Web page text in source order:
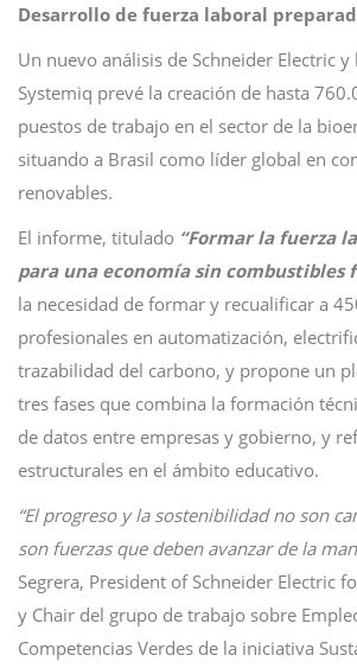
Desarrollo de fuerza laboral
Un nuevo análisis de Schneider Electric
Systemiq prevé la creación de hasta
puestos de trabajo en el sector de la
situando a Brasil como líder global en
renovables.
El informe, titulado “Formar la fuerza
para una economía sin combustibles
la necesidad de formar y recualificar a
profesionales en automatización,
trazabilidad del carbono, y propone un
tres fases que combina la formación
de datos entre empresas y gobierno, y
estructurales en el ámbito educativo.
“El progreso y la sostenibilidad no son
son fuerzas que deben avanzar de la
Segrera, President of Schneider Electric
y Chair del grupo de trabajo sobre
Competencias Verdes de la iniciativa